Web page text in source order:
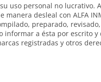
uso personal no lucrativo.
desleal con ALFA
preparado,
informar a ésta por escrito
registradas y otros